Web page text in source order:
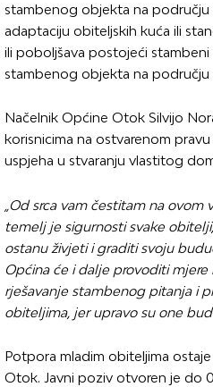
stambenog objekta na
adaptaciju obiteljskih kuća ili
ili poboljšava postojeći
stambenog objekta na
Načelnik Općine Otok Silvijo
korisnicima na ostvarenom
uspjeha u stvaranju vlastitog
„Od srca vam čestitam na ovom
temelj je sigurnosti svake
ostanu živjeti i graditi svoju
Općina će i dalje provoditi mjere
rješavanje stambenog pitanja i
obiteljima, jer upravo su one
Potpora mladim obiteljima
Otok. Javni poziv otvoren je do